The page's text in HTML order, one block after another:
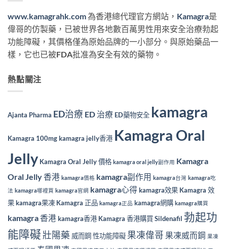
www.kamagrahk.com為香港總代理官方網站， Kamagra是
偉哥的仿製藥，已被世界各地數百萬男性用來安全治療勃起
功能障礙，其價格僅為原始品牌的一小部分。與原始藥品一
樣，它也已被FDA批准為安全有效的藥物。
熱點關注
Ajanta Pharma ED治療 ED 治療 ED藥物安全 kamagra
Kamagra 100mgkamagra jelly香港 Kamagra Oral
Jelly Kamagra Oral Jelly 價格 kamagra oral jelly副作用 Kamagra
Oral Jelly 香港 kamagra價格 kamagra副作用 kamagra台灣 kamagra吃
法 kamagra哪裡買 kamagra官網 kamagra心得kamagra效果 Kamagra 效
果kamagra果凍 Kamagra 正品 kamagra正品 kamagra網購 kamagra購買
kamagra 香港kamagra香港 Kamagra 香港購買 Sildenafil 勃起功
能障礙壯陽藥 威而鋼 性功能障礙 果凍偉哥 果凍威而鋼 果凍